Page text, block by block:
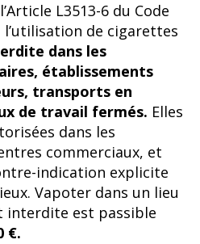
L3513-6 du Code
de cigarettes
dans les
établissements
transports en
de travail fermés. Elles
dans les
commerciaux, et
indication explicite
Vapoter dans un lieu
interdite est passible
€.